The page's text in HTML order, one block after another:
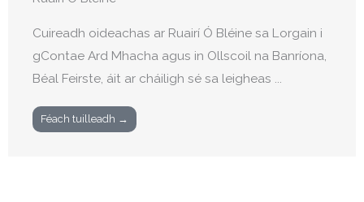
Cuireadh oideachas ar Ruairí Ó Bléine sa Lorgain i
gContae Ard Mhacha agus in Ollscoil na Banríona,
Béal Feirste, áit ar cháiligh sé sa leigheas ...
Féach tuilleadh →